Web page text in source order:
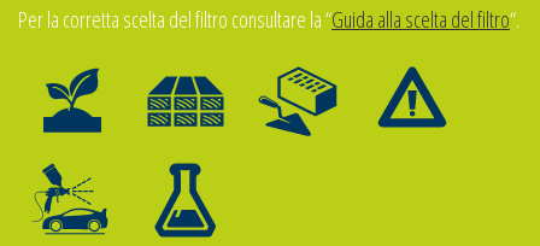
Per la corretta scelta del filtro consultare la “Guida alla scelta del filtro“.